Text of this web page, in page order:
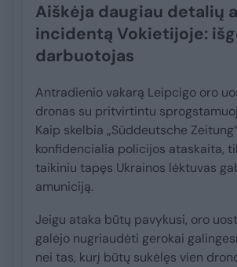
Aiškėja daugiau detalių
incidentą Vokietijoje:
darbuotojas
Antradienio vakarą Leipcigo oro
dronas su pritvirtintu
Kaip skelbia „Süddeutsche
konfidencialia policijos ataskaita,
taikiniu tapęs Ukrainos lėktuvas
amuniciją.
Jeigu ataka būtų pavykusi, oro
galėjo nugriaudėti gerokai
nei tas, kurį būtų sukėlęs vien